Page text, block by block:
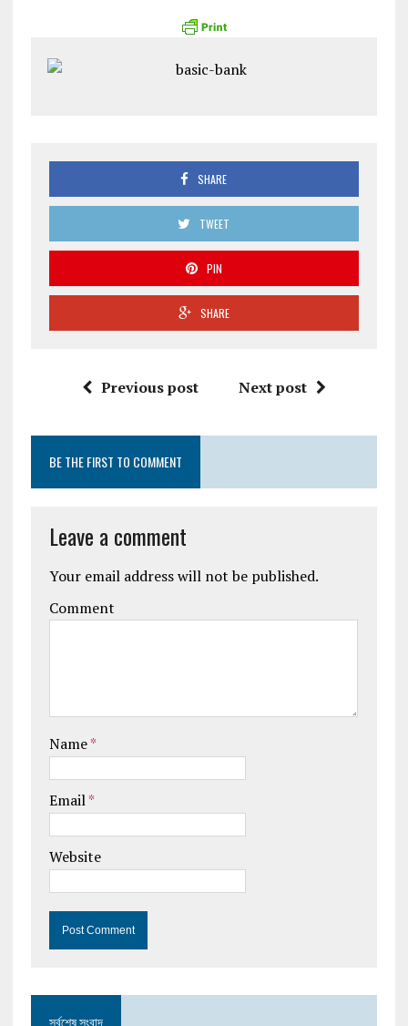
SHARE
TWEET
PIN
SHARE
Previous post Next post
BE THE FIRST TO COMMENT
Leave a comment
Your email address will not be published.
Comment
Name*
Email*
Website
সর্বশেষ সংবাদ